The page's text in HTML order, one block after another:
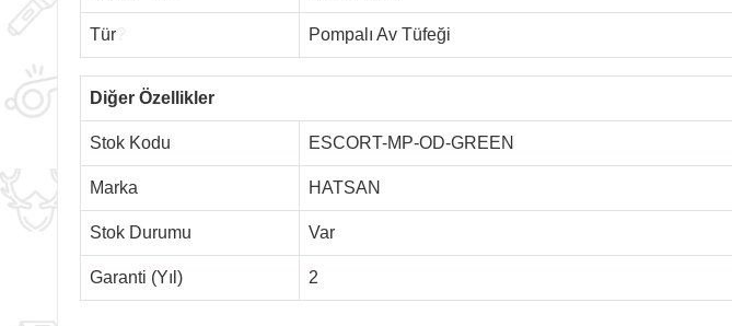
Tür Pompalı Av Tüfeği
Diğer Özellikler
Stok Kodu ESCORT-MP-OD-GREEN
Marka HATSAN
Stok Durumu Var
Garanti (Yıl) 2